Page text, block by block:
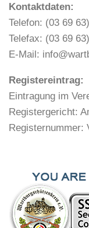
Kontaktdaten:
Telefon: (03 69
Telefax: (03 69
E-Mail:
Registereintrag:
Eintragung im
Registergericht:
Registernummer: